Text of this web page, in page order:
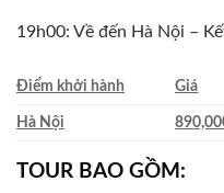
19h00: Về đến Hà Nội –
Điểm khởi hành Giá
Hà Nội
TOUR BAO GỒM: